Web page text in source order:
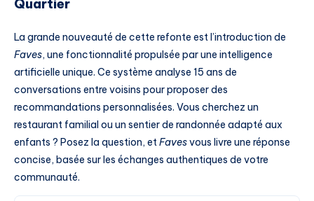
Quartier
La grande nouveauté de cette refonte est l’introduction de
Faves, une fonctionnalité propulsée par une intelligence
artificielle unique. Ce système analyse 15 ans de
conversations entre voisins pour proposer des
recommandations personnalisées. Vous cherchez un
restaurant familial ou un sentier de randonnée adapté aux
enfants ? Posez la question, etFavesvous livre une réponse
concise, basée sur les échanges authentiques de votre
communauté.